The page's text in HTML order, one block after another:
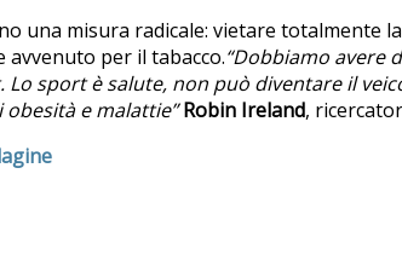
una misura radicale: vietare totalmente
avvenuto per il tabacco.“Dobbiamo avere
Lo sport è salute, non può diventare il
e malattie” Robin Ireland,